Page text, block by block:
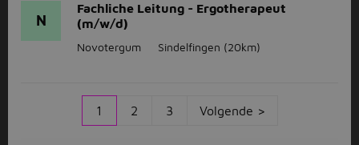
N
Fachliche Leitung - Ergotherapeut
(m/w/d)
Novotergum Sindelfingen (20km)
1 2 3 Volgende >